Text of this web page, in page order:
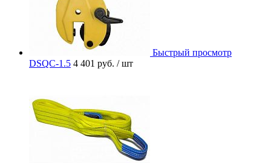
Быстрый просмотр
DSQC-1.5 4 401 руб. / шт